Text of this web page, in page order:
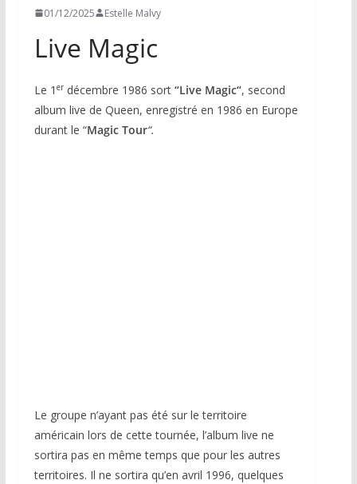
01/12/2025 Estelle Malvy
Live Magic
Le 1 erdécembre 1986 sort “Live Magic“, second
album live de Queen, enregistré en 1986 en Europe
durant le “Magic Tour“.
Le groupe n’ayant pas été sur le territoire
américain lors de cette tournée, l’album live ne
sortira pas en même temps que pour les autres
territoires. Il ne sortira qu’en avril 1996, quelques